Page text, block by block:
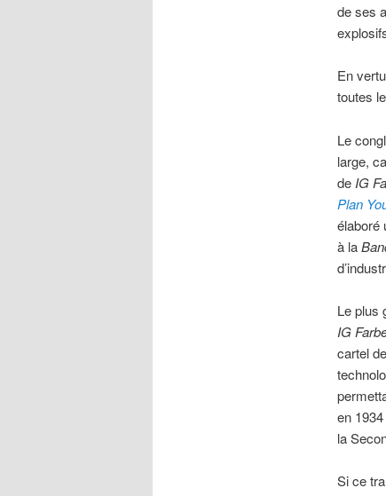
de ses
En
toutes
Le
large,
de IG
Plan
élaboré
à la
Le plus
IG
cartel
en
la
Si ce